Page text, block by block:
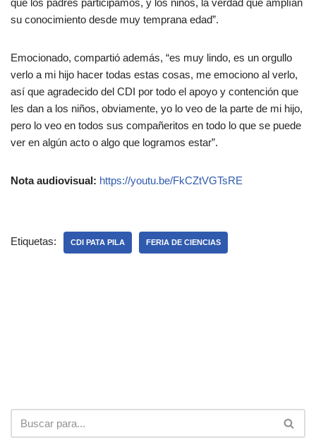
su conocimiento desde muy temprana edad”.
Emocionado, compartió además, “es muy lindo, es un orgullo
verlo a mi hijo hacer todas estas cosas, me emociono al verlo,
así que agradecido del CDI por todo el apoyo y contención que
les dan a los niños, obviamente, yo lo veo de la parte de mi hijo,
pero lo veo en todos sus compañeritos en todo lo que se puede
ver en algún acto o algo que logramos estar”.
Nota audiovisual: https://youtu.be/FkCZtVGTsRE
Etiquetas: CDI PATA PILA FERIA DE CIENCIAS